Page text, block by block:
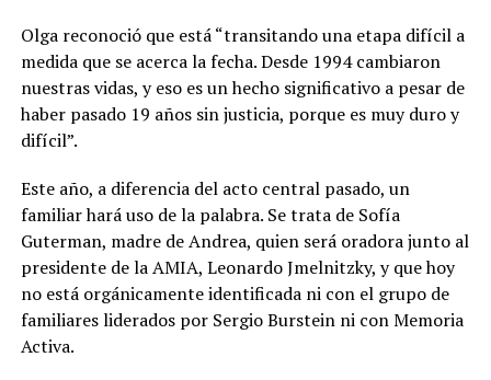
Olga reconoció que está “transitando una etapa difícil a
medida que se acerca la fecha. Desde 1994 cambiaron
nuestras vidas, y eso es un hecho significativo a pesar de
haber pasado 19 años sin justicia, porque es muy duro y
difícil”.
Este año, a diferencia del acto central pasado, un
familiar hará uso de la palabra. Se trata de Sofía
Guterman, madre de Andrea, quien será oradora junto al
presidente de la AMIA, Leonardo Jmelnitzky, y que hoy
no está orgánicamente identificada ni con el grupo de
familiares liderados por Sergio Burstein ni con Memoria
Activa.